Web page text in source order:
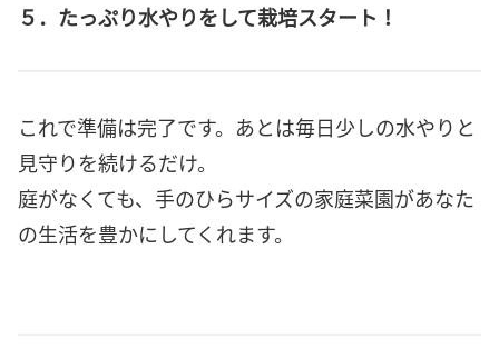
５．たっぷり水やりをして栽培スタート！
これで準備は完了です。あとは毎日少しの水やりと
見守りを続けるだけ。
庭がなくても、手のひらサイズの家庭菜園があなた
の生活を豊かにしてくれます。